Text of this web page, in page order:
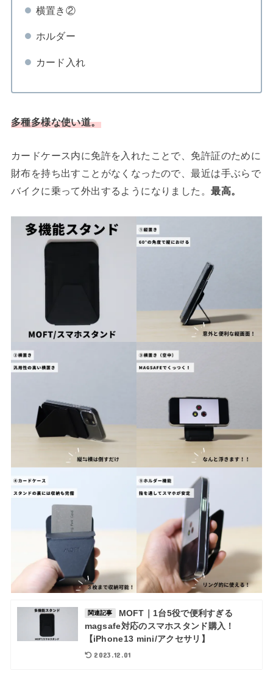
横置き②
ホルダー
カード入れ
多種多様な使い道。
カードケース内に免許を入れたことで、免許証のために
財布を持ち出すことがなくなったので、最近は手ぶらで
バイクに乗って外出するようになりました。最高。
関連記事
MOFT｜1台5役で便利すぎる
magsafe対応のスマホスタンド購入！
【iPhone13 mini/アクセサリ】
2023.12.01